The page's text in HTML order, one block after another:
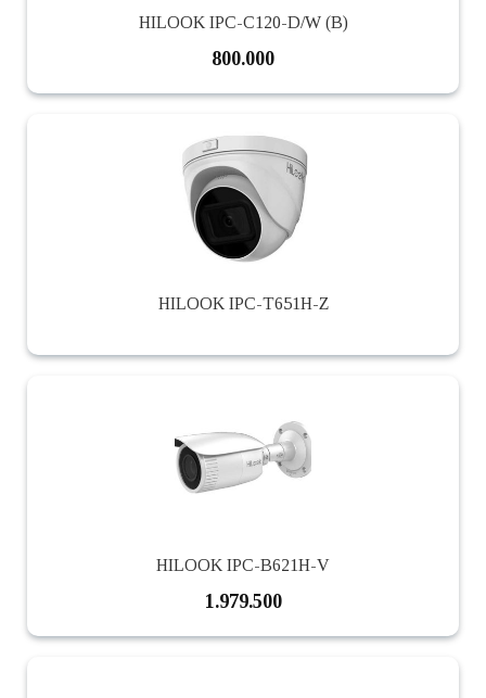
HILOOK IPC-C120-D/W (B)
800.000
HILOOK IPC-T651H-Z
HILOOK IPC-B621H-V
1.979.500